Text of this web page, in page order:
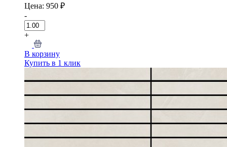
Цена: 950 ₽
-
+
В корзину
Купить в 1 клик